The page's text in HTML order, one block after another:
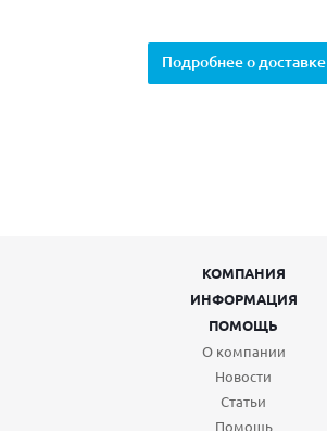
Подробнее о доставке
КОМПАНИЯ
ИНФОРМАЦИЯ
ПОМОЩЬ
О компании
Новости
Статьи
Помощь